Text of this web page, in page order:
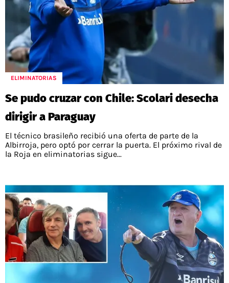
ELIMINATORIAS
Se pudo cruzar con Chile: Scolari desecha
dirigir a Paraguay
El técnico brasileño recibió una oferta de parte de la
Albirroja, pero optó por cerrar la puerta. El próximo rival de
la Roja en eliminatorias sigue...